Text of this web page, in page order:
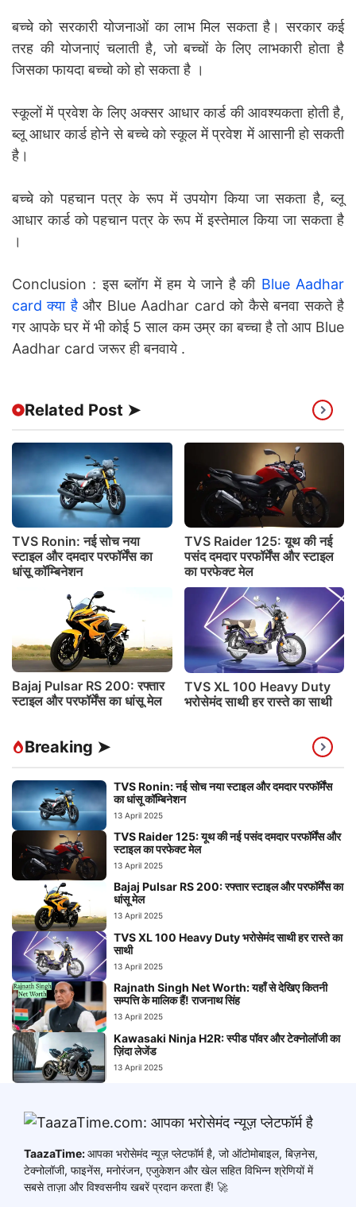
बच्चे को सरकारी योजनाओं का लाभ मिल सकता है। सरकार कई
तरह की योजनाएं चलाती है, जो बच्चों के लिए लाभकारी होता है
जिसका फायदा बच्चो को हो सकता है ।
स्कूलों में प्रवेश के लिए अक्सर आधार कार्ड की आवश्यकता होती है,
ब्लू आधार कार्ड होने से बच्चे को स्कूल में प्रवेश में आसानी हो सकती
है।
बच्चे को पहचान पत्र के रूप में उपयोग किया जा सकता है, ब्लू
आधार कार्ड को पहचान पत्र के रूप में इस्तेमाल किया जा सकता है
।
Conclusion : इस ब्लॉग में हम ये जाने है की Blue Aadhar
card क्या हैऔर Blue Aadhar card को कैसे बनवा सकते है
गर आपके घर में भी कोई 5 साल कम उम्र का बच्चा है तो आप Blue
Aadhar card जरूर ही बनवाये .
Related Post ➤
TVS Ronin: नई सोच नया
स्टाइल और दमदार परफॉर्मेंस का
धांसू कॉम्बिनेशन
TVS Raider 125: यूथ की नई
पसंद दमदार परफॉर्मेंस और स्टाइल
का परफेक्ट मेल
Bajaj Pulsar RS 200: रफ्तार
स्टाइल और परफॉर्मेंस का धांसू मेल
TVS XL 100 Heavy Duty
भरोसेमंद साथी हर रास्ते का साथी
Breaking ➤
TVS Ronin: नई सोच नया स्टाइल और दमदार परफॉर्मेंस
का धांसू कॉम्बिनेशन
13 April 2025
TVS Raider 125: यूथ की नई पसंद दमदार परफॉर्मेंस और
स्टाइल का परफेक्ट मेल
13 April 2025
Bajaj Pulsar RS 200: रफ्तार स्टाइल और परफॉर्मेंस का
धांसू मेल
13 April 2025
TVS XL 100 Heavy Duty भरोसेमंद साथी हर रास्ते का
साथी
13 April 2025
Rajnath Singh Net Worth: यहाँ से देखिए कितनी
सम्पत्ति के मालिक हैं! राजनाथ सिंह
13 April 2025
Kawasaki Ninja H2R: स्पीड पॉवर और टेक्नोलॉजी का
ज़िंदा लेजेंड
13 April 2025
TaazaTime:आपका भरोसेमंद न्यूज़ प्लेटफॉर्म है, जो ऑटोमोबाइल, बिज़नेस,
टेक्नोलॉजी, फाइनेंस, मनोरंजन, एजुकेशन और खेल सहित विभिन्न श्रेणियों में
सबसे ताज़ा और विश्वसनीय खबरें प्रदान करता हैं! 🚀